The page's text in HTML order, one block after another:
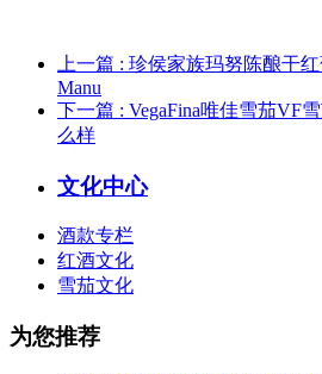
上一篇 : 珍侯家族玛努陈酿干
Manu
下一篇 : VegaFina唯佳雪茄VF
么样
文化中心
酒款专栏
红酒文化
雪茄文化
为您推荐